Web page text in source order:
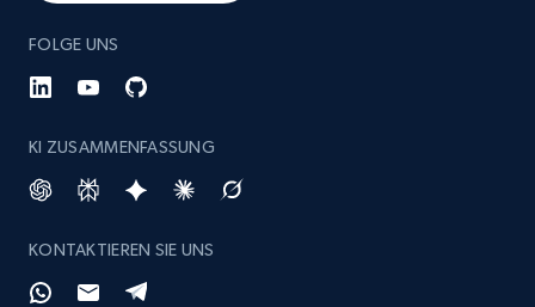
specified keywords
URL, Product id, Listing inventory id, Title, Rating,
price, and more.
FOLGE UNS
KI ZUSAMMENFASSUNG
KONTAKTIEREN SIE UNS